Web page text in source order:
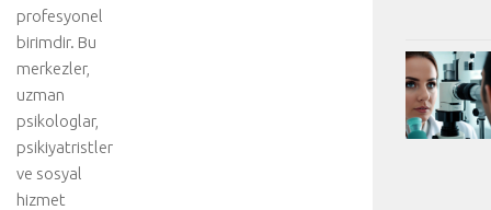
profesyonel
birimdir. Bu
merkezler,
uzman
psikologlar,
psikiyatristler
ve sosyal
hizmet